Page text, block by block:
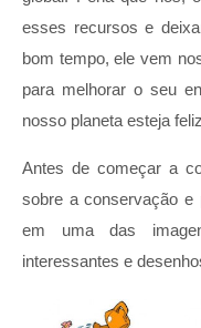
esses recursos e
bom tempo, ele vem
para melhorar o seu
nosso planeta esteja
Antes de começar a
sobre a conservação e
em uma das
interessantes e